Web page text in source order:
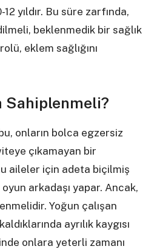
yıldır. Bu süre zarfında,
beklenmedik bir sağlık
eklem sağlığını
Sahiplenmeli?
onların bolca egzersiz
çıkamayan bir
aileler için adeta biçilmiş
arkadaşı yapar. Ancak,
Yoğun çalışan
ayrılık kaygısı
onlara yeterli zamanı